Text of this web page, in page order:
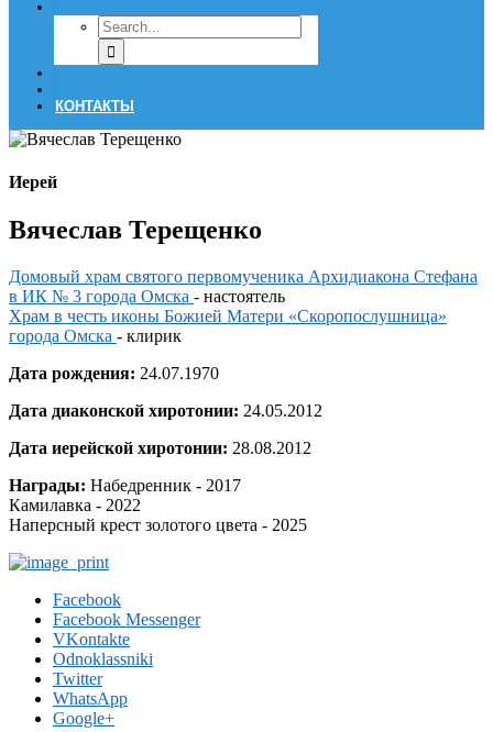
КОНТАКТЫ
Иерей
Вячеслав Терещенко
Домовый храм святого первомученика Архидиакона Стефана
в ИК № 3 города Омска - настоятель
Храм в честь иконы Божией Матери «Скоропослушница»
города Омска - клирик
Дата рождения: 24.07.1970
Дата диаконской хиротонии: 24.05.2012
Дата иерейской хиротонии: 28.08.2012
Награды: Набедренник - 2017
Камилавка - 2022
Наперсный крест золотого цвета - 2025
Facebook
Facebook Messenger
VKontakte
Odnoklassniki
Twitter
WhatsApp
Google+